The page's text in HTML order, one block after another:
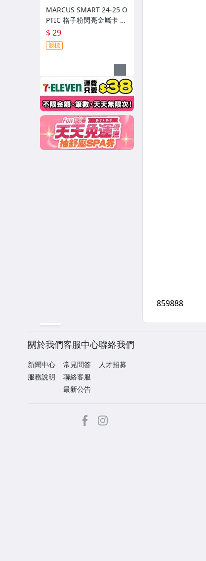
MARCUS SMART 24-25 O
PTIC 格子粉閃亮金屬卡 編
$ 29
競標
關於我們
新聞中心
服務說明
客服中心
常見問答
聯絡客服
最新公告
聯絡我們
人才招募
facebook